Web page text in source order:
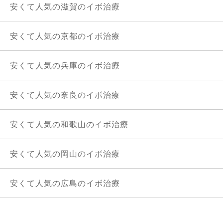
安くて人気の滋賀のイボ治療
安くて人気の京都のイボ治療
安くて人気の兵庫のイボ治療
安くて人気の奈良のイボ治療
安くて人気の和歌山のイボ治療
安くて人気の岡山のイボ治療
安くて人気の広島のイボ治療